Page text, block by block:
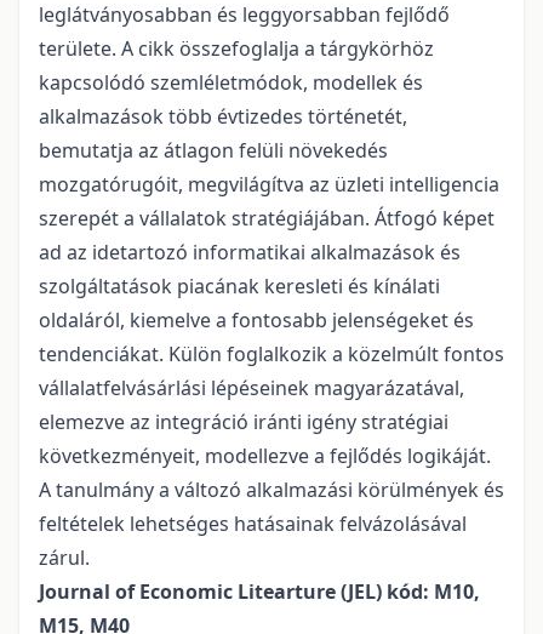
leglátványosabban és leggyorsabban fejlődő
területe. A cikk összefoglalja a tárgykörhöz
kapcsolódó szemléletmódok, modellek és
alkalmazások több évtizedes történetét,
bemutatja az átlagon felüli növekedés
mozgatórugóit, megvilágítva az üzleti intelligencia
szerepét a vállalatok stratégiájában. Átfogó képet
ad az idetartozó informatikai alkalmazások és
szolgáltatások piacának keresleti és kínálati
oldaláról, kiemelve a fontosabb jelenségeket és
tendenciákat. Külön foglalkozik a közelmúlt fontos
vállalatfelvásárlási lépéseinek magyarázatával,
elemezve az integráció iránti igény stratégiai
következményeit, modellezve a fejlődés logikáját.
A tanulmány a változó alkalmazási körülmények és
feltételek lehetséges hatásainak felvázolásával
zárul.
Journal of Economic Litearture (JEL) kód: M10,
M15, M40